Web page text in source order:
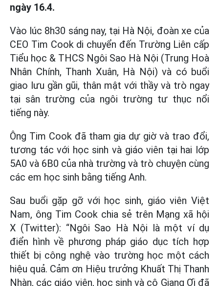
ngày 16.4.
Vào lúc 8h30 sáng nay, tại Hà Nội, đoàn xe của
CEO Tim Cook di chuyển đến Trường Liên cấp
Tiểu học & THCS Ngôi Sao Hà Nội (Trung Hoà
Nhân Chính, Thanh Xuân, Hà Nội) và có buổi
giao lưu gần gũi, thân mật với thầy và trò ngay
tại sân trường của ngôi trường tư thục nổi
tiếng này.
Ông Tim Cook đã tham gia dự giờ và trao đổi,
tương tác với học sinh và giáo viên tại hai lớp
5A0 và 6B0 của nhà trường và trò chuyện cùng
các em học sinh bằng tiếng Anh.
Sau buổi gặp gỡ với học sinh, giáo viên Việt
Nam, ông Tim Cook chia sẻ trên Mạng xã hội
X (Twitter): “Ngôi Sao Hà Nội là một ví dụ
điển hình về phương pháp giáo dục tích hợp
thiết bị công nghệ vào trường học một cách
hiệu quả. Cảm ơn Hiệu trưởng Khuất Thị Thanh
Nhàn, các giáo viên, học sinh và cô Giang Ơi đã